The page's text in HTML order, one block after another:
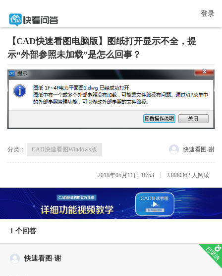
登录
【CAD快速看图电脑版】图纸打开显示不全，提
示“外部参照未加载”是怎么回事？
分类： CAD快速看图Windows版 快速看图-谢
2018年05月11日 18:53 23880362 人阅读
1 个回答
快速看图-谢